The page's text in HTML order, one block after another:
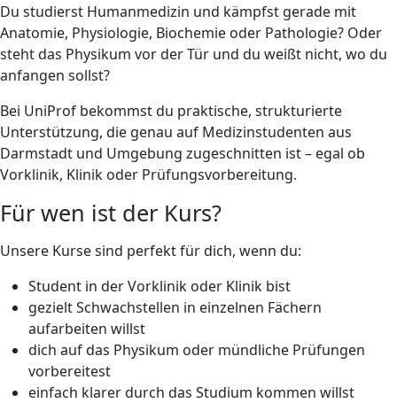
Du studierst Humanmedizin und kämpfst gerade mit
Anatomie, Physiologie, Biochemie oder Pathologie? Oder
steht das Physikum vor der Tür und du weißt nicht, wo du
anfangen sollst?
Bei UniProf bekommst du praktische, strukturierte
Unterstützung, die genau auf Medizinstudenten aus
Darmstadt und Umgebung zugeschnitten ist – egal ob
Vorklinik, Klinik oder Prüfungsvorbereitung.
Für wen ist der Kurs?
Unsere Kurse sind perfekt für dich, wenn du:
Student in der Vorklinik oder Klinik bist
gezielt Schwachstellen in einzelnen Fächern
aufarbeiten willst
dich auf das Physikum oder mündliche Prüfungen
vorbereitest
einfach klarer durch das Studium kommen willst